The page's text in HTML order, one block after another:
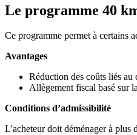
Le programme 40
Ce programme permet à certains
Avantages
Réduction des coûts liés au
Allègement fiscal basé sur
Conditions d’admissibilité
L'acheteur doit déménager à plus